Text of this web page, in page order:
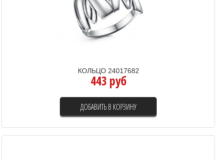
КОЛЬЦО 24017682
443 руб
ДОБАВИТЬ В КОРЗИНУ